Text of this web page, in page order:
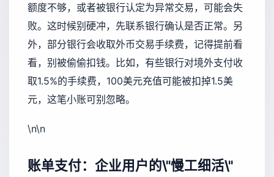
额度不够，或者被银行认定为异常交易，可能会失
败。这时候别硬冲，先联系银行确认是否正常。另
外，部分银行会收取外币交易手续费，记得提前看
看，别被偷偷扣钱。比如，有些银行对境外支付收
取1.5%的手续费，100美元充值可能被扣掉1.5美
元，这笔小账可别忽略。
\n\n
账单支付：企业用户的\"慢工细活\"